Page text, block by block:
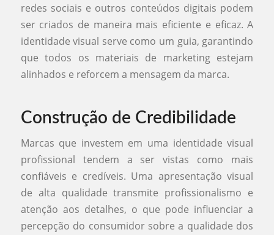
redes sociais e outros conteúdos digitais podem
ser criados de maneira mais eficiente e eficaz. A
identidade visual serve como um guia, garantindo
que todos os materiais de marketing estejam
alinhados e reforcem a mensagem da marca.
Construção de Credibilidade
Marcas que investem em uma identidade visual
profissional tendem a ser vistas como mais
confiáveis e credíveis. Uma apresentação visual
de alta qualidade transmite profissionalismo e
atenção aos detalhes, o que pode influenciar a
percepção do consumidor sobre a qualidade dos